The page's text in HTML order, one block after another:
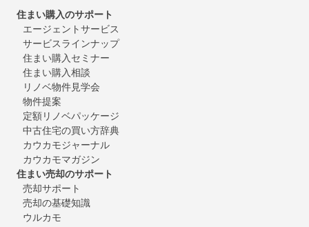
住まい購入のサポート
エージェントサービス
サービスラインナップ
住まい購入セミナー
住まい購入相談
リノベ物件見学会
物件提案
定額リノベパッケージ
中古住宅の買い方辞典
カウカモジャーナル
カウカモマガジン
住まい売却のサポート
売却サポート
売却の基礎知識
ウルカモ